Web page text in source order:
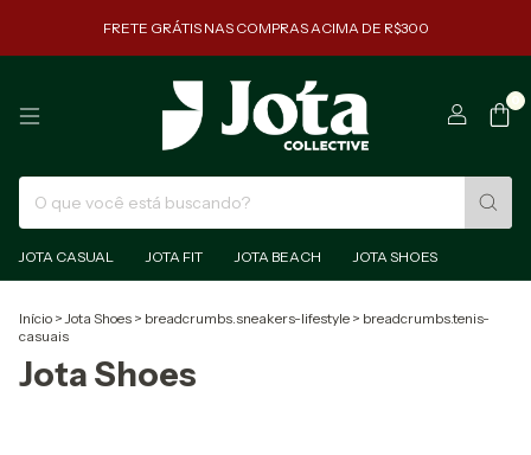
FRETE GRÁTIS NAS COMPRAS ACIMA DE R$300
JOTA CASUAL JOTA FIT JOTA BEACH JOTA SHOES
Início > Jota Shoes > breadcrumbs.sneakers-lifestyle > breadcrumbs.tenis-
casuais
Jota Shoes